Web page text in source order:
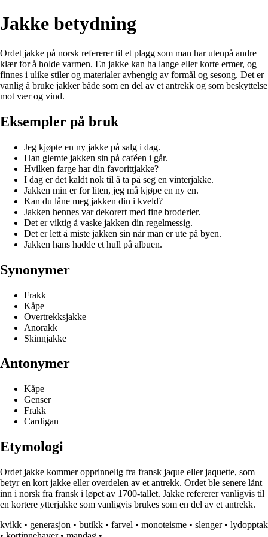
Jakke betydning
Ordet jakke på norsk refererer til et plagg som man har utenpå andre
klær for å holde varmen. En jakke kan ha lange eller korte ermer, og
finnes i ulike stiler og materialer avhengig av formål og sesong. Det er
vanlig å bruke jakker både som en del av et antrekk og som beskyttelse
mot vær og vind.
Eksempler på bruk
Jeg kjøpte en ny jakke på salg i dag.
Han glemte jakken sin på caféen i går.
Hvilken farge har din favorittjakke?
I dag er det kaldt nok til å ta på seg en vinterjakke.
Jakken min er for liten, jeg må kjøpe en ny en.
Kan du låne meg jakken din i kveld?
Jakken hennes var dekorert med fine broderier.
Det er viktig å vaske jakken din regelmessig.
Det er lett å miste jakken sin når man er ute på byen.
Jakken hans hadde et hull på albuen.
Synonymer
Frakk
Kåpe
Overtrekksjakke
Anorakk
Skinnjakke
Antonymer
Kåpe
Genser
Frakk
Cardigan
Etymologi
Ordet jakke kommer opprinnelig fra fransk jaque eller jaquette, som
betyr en kort jakke eller overdelen av et antrekk. Ordet ble senere lånt
inn i norsk fra fransk i løpet av 1700-tallet. Jakke refererer vanligvis til
en kortere ytterjakke som vanligvis brukes som en del av et antrekk.
kvikk • generasjon • butikk • farvel • monoteisme • slenger• lydopptak